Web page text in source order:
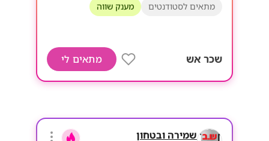
מתאים לסטודנטים מענק שווה
שכר אש מתאים לי
שמירה ובטחון